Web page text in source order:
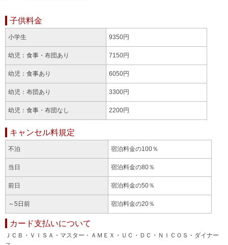
子供料金
小学生 9350円
幼児：食事・布団あり 7150円
幼児：食事あり 6050円
幼児：布団あり 3300円
幼児：食事・布団なし 2200円
キャンセル料規定
不泊 宿泊料金の100％
当日 宿泊料金の80％
前日 宿泊料金の50％
～5日前 宿泊料金の20％
カード支払いについて
ＪＣＢ・ＶＩＳＡ・マスター・ＡＭＥＸ・ＵＣ・ＤＣ・ＮＩＣＯＳ・ダイナー